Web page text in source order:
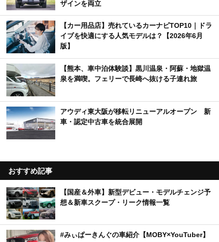
ザインを両立
【カー用品店】売れているカーナビTOP10｜ドラ
イブを快適にする人気モデルは？【2026年6月
版】
【熊本、車中泊体験談】黒川温泉・阿蘇・地獄温
泉を満喫。フェリーで長崎へ抜ける子連れ旅
アウディ東大阪が移転リニューアルオープン 新
車・認定中古車を統合展開
おすすめ記事
【国産＆外車】新型デビュー・モデルチェンジ予
想＆新車スクープ・リーク情報一覧
#みぃぱーきんぐの車紹介【MOBY×YouTuber】